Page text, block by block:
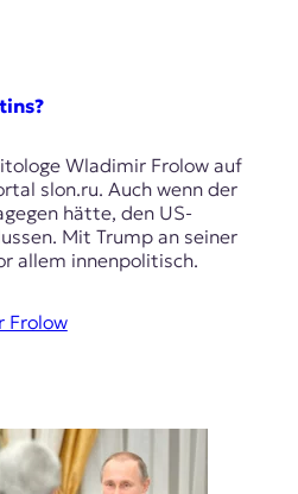
Wladimir Frolow auf
slon.ru. Auch wenn der
hätte, den US-
Mit Trump an seiner
allem innenpolitisch.
Frolow